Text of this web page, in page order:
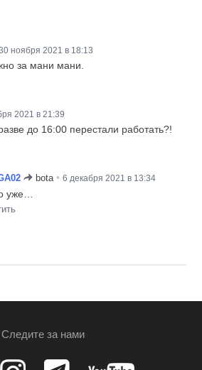
ноября 2021 в 18:13
за мани мани.
2021 в 21:39
до 16:00 перестали работать?!
bota • 6 декабря 2021 в 13:34
уже…
Следите за нами